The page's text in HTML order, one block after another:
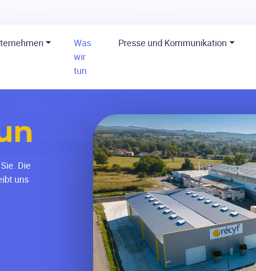
Was
wir
tun
Presse und Kommunikation
Die
uns